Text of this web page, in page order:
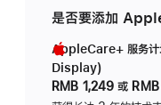
是否要添加
AppleCare+ 服务
Display)
RMB 1,249 或